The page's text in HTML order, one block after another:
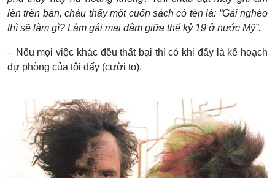
lên trên bàn, cháu thấy một cuốn sách có tên là: “Gái nghèo
thì sẽ làm gì? Làm gái mại dâm giữa thế kỷ 19 ở nước Mỹ”.
– Nếu mọi việc khác đều thất bại thì có khi đấy là kế hoạch
dự phòng của tôi đấy (cười to).